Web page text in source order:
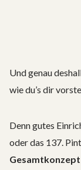
Und genau
wie du’s dir
Denn gutes
oder das 137.
Gesamtkonzept